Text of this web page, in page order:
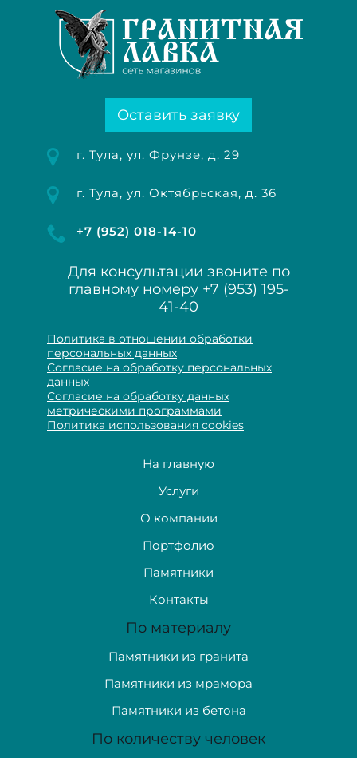
Оставить заявку
г. Тула, ул. Фрунзе, д. 29
г. Тула, ул. Октябрьская, д. 36
+7 (952) 018-14-10
Для консультации звоните по
главному номеру +7 (953) 195-
41-40
Политика в отношении обработки
персональных данных
Согласие на обработку персональных
данных
Согласие на обработку данных
метрическими программами
Политика использования cookies
На главную
Услуги
О компании
Портфолио
Памятники
Контакты
По материалу
Памятники из гранита
Памятники из мрамора
Памятники из бетона
По количеству человек